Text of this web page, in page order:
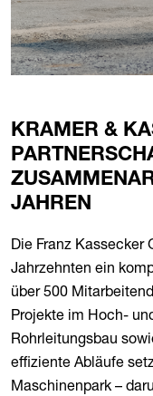
KRAMER &
JAHREN
Die Franz Kassecker
Jahrzehnten ein
über 500
Projekte im Hoch-
Rohrleitungsbau
effiziente Abläufe
Maschinenpark –